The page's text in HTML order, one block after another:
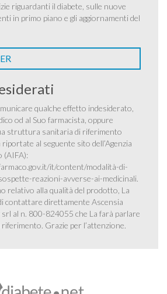
riguardanti il diabete, sulle nuove
in primo piano e gli aggiornamenti del
qualche effetto indesiderato,
od al Suo farmacista, oppure
struttura sanitaria di riferimento
al seguente sito dell’Agenzia
(AIFA):
it/content/modalità-di-
reazioni-avverse-ai-medicinali.
relativo alla qualità del prodotto, La
contattare direttamente Ascensia
al n. 800-824055 che La farà parlare
Grazie per l’attenzione.